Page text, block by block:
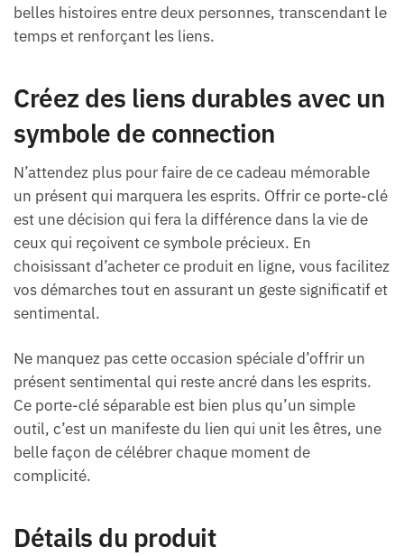
belles histoires entre deux personnes, transcendant le
temps et renforçant les liens.
Créez des liens durables avec un
symbole de connection
N’attendez plus pour faire de ce cadeau mémorable
un présent qui marquera les esprits. Offrir ce porte-clé
est une décision qui fera la différence dans la vie de
ceux qui reçoivent ce symbole précieux. En
choisissant d’acheter ce produit en ligne, vous facilitez
vos démarches tout en assurant un geste significatif et
sentimental.
Ne manquez pas cette occasion spéciale d’offrir un
présent sentimental qui reste ancré dans les esprits.
Ce porte-clé séparable est bien plus qu’un simple
outil, c’est un manifeste du lien qui unit les êtres, une
belle façon de célébrer chaque moment de
complicité.
Détails du produit